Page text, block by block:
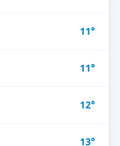
11°
11°
12°
13°